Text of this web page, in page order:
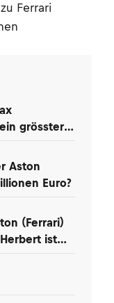
Ferrari
grösster
Aston
Euro?
(Ferrari)
ist